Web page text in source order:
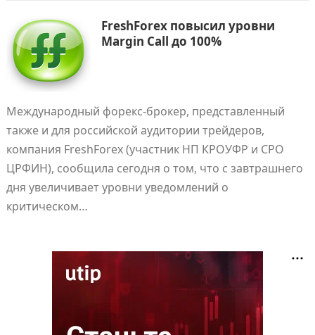
FreshForex повысил уровни
Margin Call до 100%
Международный форекс-брокер, представленный
также и для российской аудитории трейдеров,
компания FreshForex (участник НП КРОУФР и СРО
ЦРФИН), сообщила сегодня о том, что с завтрашнего
дня увеличивает уровни уведомлений о
критическом…